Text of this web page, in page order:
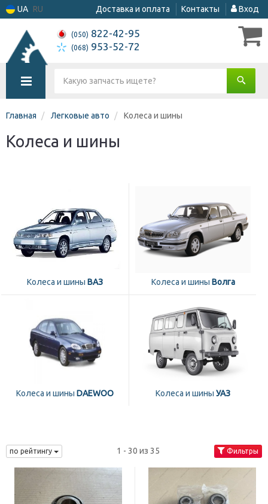
UA RU Доставка и оплата Контакты Вход
(050) 822-42-95
(068) 953-52-72
Главная Легковые авто Колеса и шины
Колеса и шины
Колеса и шины ВАЗ Колеса и шины Волга
Колеса и шины DAEWOO Колеса и шины УАЗ
по рейтингу 1 - 30 из 35 Фильтры